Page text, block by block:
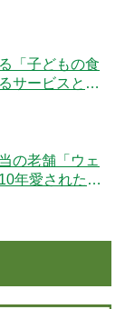
「子どもの食
サービスと
の老舗「ウェ
年愛された秘